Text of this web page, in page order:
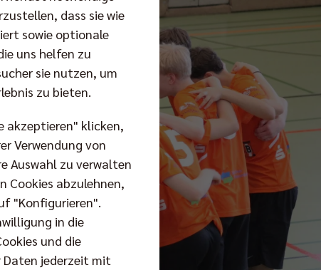
dass sie wie
sowie optionale
uns helfen zu
sie nutzen, um
zu bieten.
akzeptieren" klicken,
Verwendung von
Auswahl zu verwalten
Cookies abzulehnen,
"Konfigurieren".
in die
und die
jederzeit mit